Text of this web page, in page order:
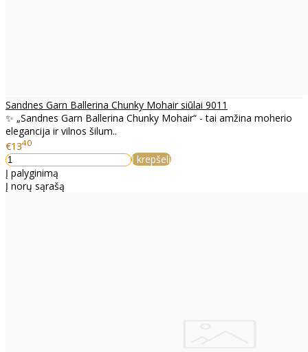
Sandnes Garn Ballerina Chunky Mohair siūlai 9011
✨ „Sandnes Garn Ballerina Chunky Mohair“ - tai amžina moherio
elegancija ir vilnos šilum..
€1340
Į krepšelį
Į palyginimą
Į norų sąrašą